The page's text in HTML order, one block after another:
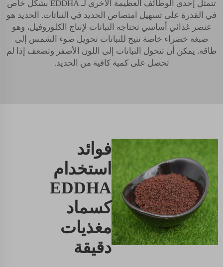
تتمثل إحدى الوظائف العظيمة الأخرى لـ EDDHA بشكل خاص
في القدرة على تسهيل امتصاص الحديد في النباتات. الحديد هو
عنصر غذائي أساسي تحتاجه النباتات لإنتاج الكلوروفيل، وهو
صبغة خضراء خاصة تتيح للنباتات تحويل ضوء الشمس إلى
طاقة. يمكن أن تتحول النباتات إلى اللون الأصفر وتضعف إذا لم
تحصل على كمية كافية من الحديد.
فوائد
استخدام
EDDHA
كسماد
مغذيات
دقيقة